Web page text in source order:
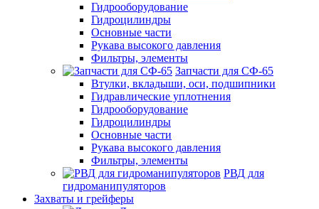
Гидрооборудование
Гидроцилиндры
Основные части
Рукава высокого давления
Фильтры, элементы
Запчасти для СФ-65
Втулки, вкладыши, оси, подшипники
Гидравлические уплотнения
Гидрооборудование
Гидроцилиндры
Основные части
Рукава высокого давления
Фильтры, элементы
РВД для
гидроманипуляторов
Захваты и грейферы